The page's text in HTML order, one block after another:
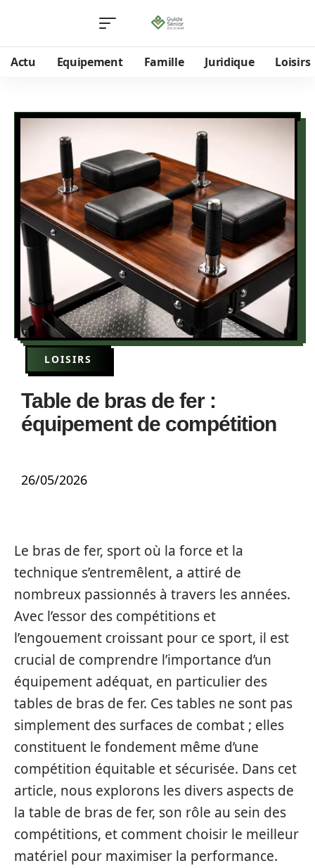
Actu Equipement Famille Juridique Loisirs
LOISIRS
Table de bras de fer :
équipement de compétition
26/05/2026
Le bras de fer, sport où la force et la
technique s’entremêlent, a attiré de
nombreux passionnés à travers les années.
Avec l’essor des compétitions et
l’engouement croissant pour ce sport, il est
crucial de comprendre l’importance d’un
équipement adéquat, en particulier des
tables de bras de fer. Ces tables ne sont pas
simplement des surfaces de combat ; elles
constituent le fondement même d’une
compétition équitable et sécurisée. Dans cet
article, nous explorons les divers aspects de
la table de bras de fer, son rôle au sein des
compétitions, et comment choisir le meilleur
matériel pour maximiser la performance.